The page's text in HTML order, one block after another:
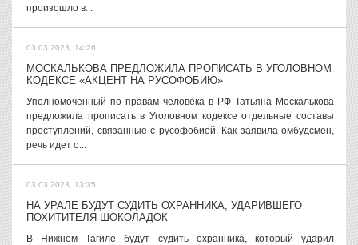
произошло в...
03.03.2023, 14:26
МОСКАЛЬКОВА ПРЕДЛОЖИЛА ПРОПИСАТЬ В УГОЛОВНОМ
КОДЕКСЕ «АКЦЕНТ НА РУСОФОБИЮ»
Уполномоченный по правам человека в РФ Татьяна Москалькова
предложила прописать в Уголовном кодексе отдельные составы
преступлений, связанные с русофобией. Как заявила омбудсмен,
речь идет о...
03.03.2023, 13:35
НА УРАЛЕ БУДУТ СУДИТЬ ОХРАННИКА, УДАРИВШЕГО
ПОХИТИТЕЛЯ ШОКОЛАДОК
В Нижнем Тагиле будут судить охранника, который ударил